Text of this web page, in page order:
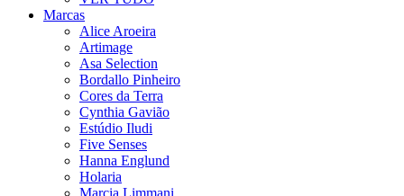
Marcas
Alice Aroeira
Artimage
Asa Selection
Bordallo Pinheiro
Cores da Terra
Cynthia Gavião
Estúdio Iludi
Five Senses
Hanna Englund
Holaria
Marcia Limmani